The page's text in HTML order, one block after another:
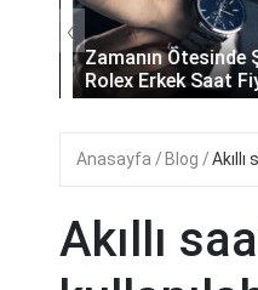
Zamanın Ötesinde
Rolex Erkek Saat
‹
Anasayfa Blog
Akıllı